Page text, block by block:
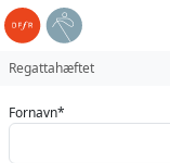
Regattahæftet
Fornavn*